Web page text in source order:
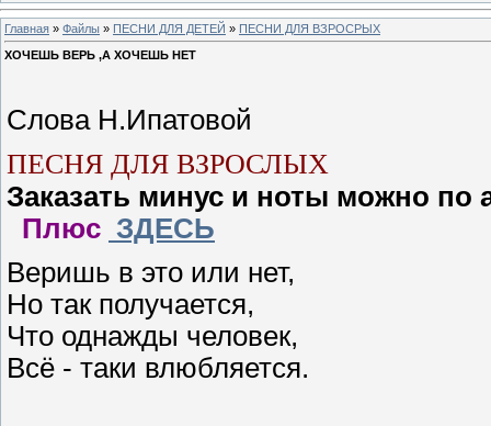
Главная » Файлы » ПЕСНИ ДЛЯ ДЕТЕЙ » ПЕСНИ ДЛЯ ВЗРОСРЫХ
ХОЧЕШЬ ВЕРЬ ,А ХОЧЕШЬ НЕТ
Слова Н.Ипатовой
ПЕСНЯ ДЛЯ ВЗРОСЛЫХ
Заказать минус и ноты можно по
Плюс ЗДЕСЬ
Веришь в это или нет,
Но так получается,
Что однажды человек,
Всё - таки влюбляется.